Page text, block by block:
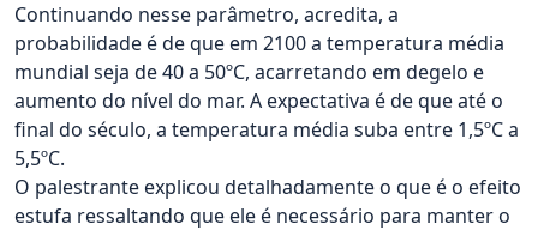
Continuando nesse parâmetro, acredita, a
probabilidade é de que em 2100 a temperatura média
mundial seja de 40 a 50ºC, acarretando em degelo e
aumento do nível do mar. A expectativa é de que até o
final do século, a temperatura média suba entre 1,5ºC a
5,5ºC.
O palestrante explicou detalhadamente o que é o efeito
estufa ressaltando que ele é necessário para manter o